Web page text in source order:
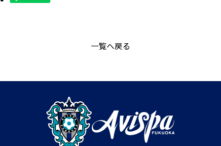
一覧へ戻る